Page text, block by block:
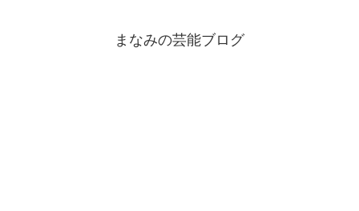
まなみの芸能ブログ